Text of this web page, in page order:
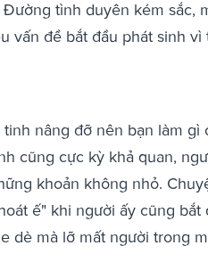
tình duyên kém sắc,
vấn đề bắt đầu phát sinh
nâng đỡ nên bạn làm gì
cũng cực kỳ khả quan,
khoản không nhỏ.
ế" khi người ấy cũng bắt
dè mà lỡ mất người trong